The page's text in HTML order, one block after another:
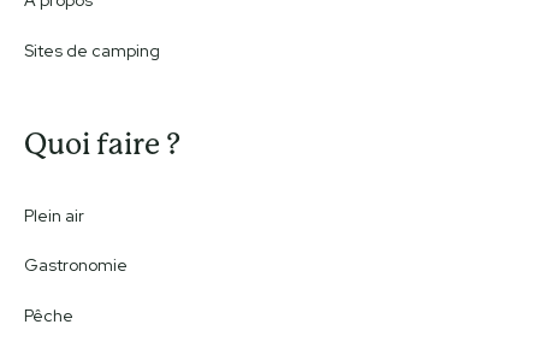
Sites de camping
Quoi faire ?
Plein air
Gastronomie
Pêche